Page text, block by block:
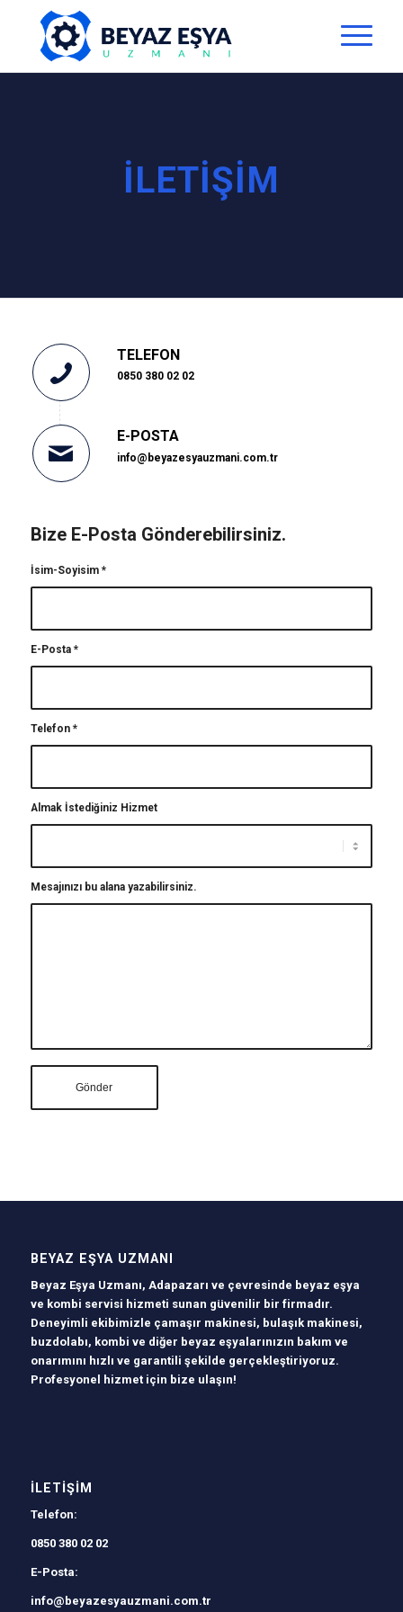
İLETİŞİM
TELEFON
0850 380 02 02
E-POSTA
info@beyazesyauzmani.com.tr
Bize E-Posta Gönderebilirsiniz.
İsim-Soyisim *
E-Posta *
Telefon *
Almak İstediğiniz Hizmet
Mesajınızı bu alana yazabilirsiniz.
BEYAZ EŞYA UZMANI
Beyaz Eşya Uzmanı, Adapazarı ve çevresinde beyaz eşya
ve kombi servisi hizmeti sunan güvenilir bir firmadır.
Deneyimli ekibimizle çamaşır makinesi, bulaşık makinesi,
buzdolabı, kombi ve diğer beyaz eşyalarınızın bakım ve
onarımını hızlı ve garantili şekilde gerçekleştiriyoruz.
Profesyonel hizmet için bize ulaşın!
İLETIŞIM
Telefon:
0850 380 02 02
E-Posta:
info@beyazesyauzmani.com.tr